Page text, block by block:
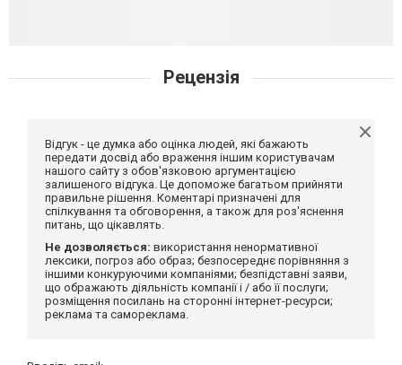
Рецензія
Відгук - це думка або оцінка людей, які бажають
передати досвід або враження іншим користувачам
нашого сайту з обов'язковою аргументацією
залишеного відгука. Це допоможе багатьом прийняти
правильне рішення. Коментарі призначені для
спілкування та обговорення, а також для роз'яснення
питань, що цікавлять.
Не дозволяється: використання ненормативної
лексики, погроз або образ; безпосереднє порівняння з
іншими конкуруючими компаніями; безпідставні заяви,
що ображають діяльність компанії і / або її послуги;
розміщення посилань на сторонні інтернет-ресурси;
реклама та самореклама.